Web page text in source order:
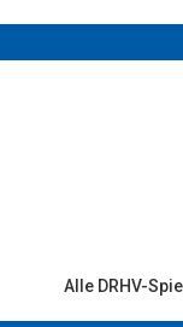
Alle DRHV-